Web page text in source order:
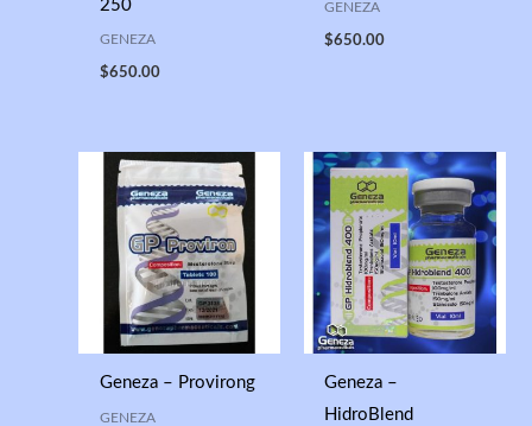
250
GENEZA
$650.00
GENEZA
$650.00
Geneza – Provirong
GENEZA
Geneza –
HidroBlend